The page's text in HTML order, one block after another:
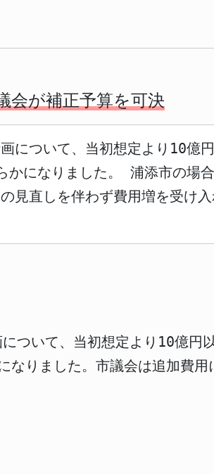
会が補正予算を可決
について、当初想定より10億
になりました。 浦添市の場
見直しを伴わず費用増を受け
ついて、当初想定より10億円
りました。市議会は追加費